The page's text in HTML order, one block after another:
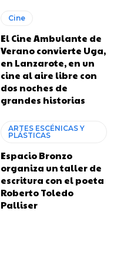
Cine
El Cine Ambulante de
Verano convierte Uga,
en Lanzarote, en un
cine al aire libre con
dos noches de
grandes historias
ARTES ESCÉNICAS Y
PLÁSTICAS
Espacio Bronzo
organiza un taller de
escritura con el poeta
Roberto Toledo
Palliser